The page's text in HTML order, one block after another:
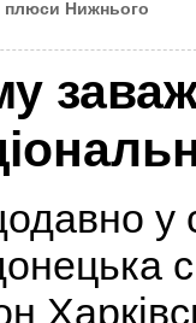
плюси Нижнього
у